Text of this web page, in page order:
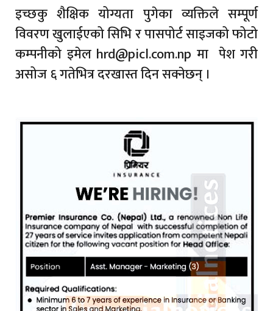
इच्छकु शैक्षिक योग्यता पुगेका व्यक्तिले सम्पूर्ण
विवरण खुलाईएको सिभि र पासपोर्ट साइजको फोटो
कम्पनीको इमेल hrd@picl.com.np मा पेश गरी
असोज ६ गतेभित्र दरखास्त दिन सक्नेछन् ।